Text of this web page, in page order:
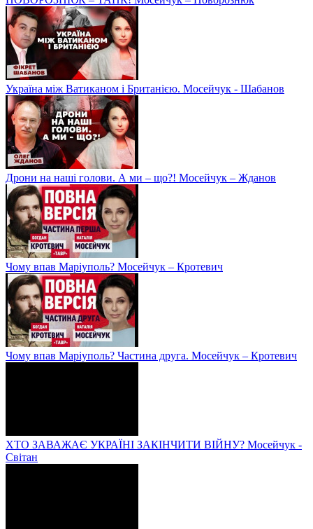
Україна між Ватиканом і Британією. Мосейчук - Шабанов
Дрони на наші голови. А ми – що?! Мосейчук – Жданов
Чому впав Маріуполь? Мосейчук – Кротевич
Чому впав Маріуполь? Частина друга. Мосейчук – Кротевич
ХТО ЗАВАЖАЄ УКРАЇНІ ЗАКІНЧИТИ ВІЙНУ? Мосейчук -
Світан